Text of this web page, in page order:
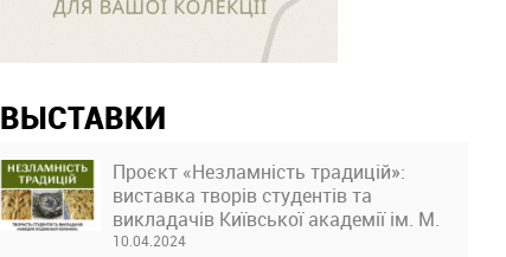
ВЫСТАВКИ
Проєкт «Незламність традицій»:
виставка творів студентів та
викладачів Київської академії ім. М.
Бойчука
10.04.2024